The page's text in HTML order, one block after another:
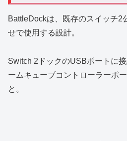
BattleDockは、既存のスイッチ2
せで使用する設計。
Switch 2ドックのUSBポートに
ームキューブコントローラーポ
と。